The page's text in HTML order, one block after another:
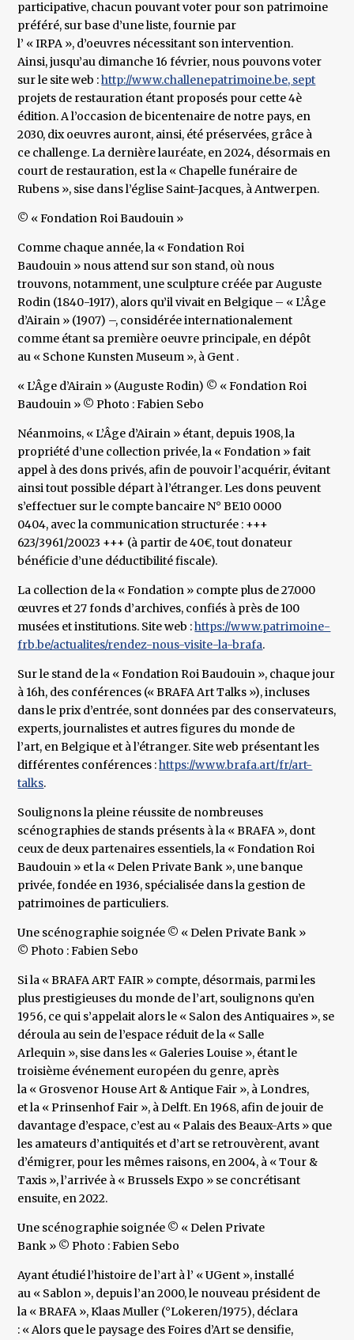
participative, chacun pouvant voter pour son patrimoine
préféré, sur base d’une liste, fournie par
l’ « IRPA », d’oeuvres nécessitant son intervention.
Ainsi, jusqu’au dimanche 16 février, nous pouvons voter
sur le site web :http://www.challenepatrimoine.be, sept
projets de restauration étant proposés pour cette 4è
édition. A l’occasion de bicentenaire de notre pays, en
2030, dix oeuvres auront, ainsi, été préservées, grâce à
ce challenge. La dernière lauréate, en 2024, désormais en
court de restauration, est la « Chapelle funéraire de
Rubens », sise dans l’église Saint-Jacques, à Antwerpen.
© « Fondation Roi Baudouin »
Comme chaque année, la « Fondation Roi
Baudouin » nous attend sur son stand, où nous
trouvons, notamment, une sculpture créée par Auguste
Rodin (1840-1917), alors qu’il vivait en Belgique – « L’Âge
d’Airain » (1907) –, considérée internationalement
comme étant sa première oeuvre principale, en dépôt
au « Schone Kunsten Museum », à Gent .
« L’Âge d’Airain » (Auguste Rodin) © « Fondation Roi
Baudouin » © Photo : Fabien Sebo
Néanmoins, « L’Âge d’Airain » étant, depuis 1908, la
propriété d’une collection privée, la « Fondation » fait
appel à des dons privés, afin de pouvoir l’acquérir, évitant
ainsi tout possible départ à l’étranger. Les dons peuvent
s’effectuer sur le compte bancaire N° BE10 0000
0404, avec la communication structurée : +++
623/3961/20023 +++ (à partir de 40€, tout donateur
bénéficie d’une déductibilité fiscale).
La collection de la « Fondation » compte plus de 27.000
œuvres et 27 fonds d’archives, confiés à près de 100
musées et institutions. Site web :https://www.patrimoine-
frb.be/actualites/rendez-nous-visite-la-brafa.
Sur le stand de la « Fondation Roi Baudouin », chaque jour
à 16h, des conférences (« BRAFA Art Talks »), incluses
dans le prix d’entrée, sont données par des conservateurs,
experts, journalistes et autres figures du monde de
l’art, en Belgique et à l’étranger. Site web présentant les
différentes conférences :https://www.brafa.art/fr/art-
talks.
Soulignons la pleine réussite de nombreuses
scénographies de stands présents à la « BRAFA », dont
ceux de deux partenaires essentiels, la « Fondation Roi
Baudouin » et la « Delen Private Bank », une banque
privée, fondée en 1936, spécialisée dans la gestion de
patrimoines de particuliers.
Une scénographie soignée © « Delen Private Bank »
© Photo : Fabien Sebo
Si la « BRAFA ART FAIR » compte, désormais, parmi les
plus prestigieuses du monde de l’art, soulignons qu’en
1956, ce qui s’appelait alors le « Salon des Antiquaires », se
déroula au sein de l’espace réduit de la « Salle
Arlequin », sise dans les « Galeries Louise », étant le
troisième événement européen du genre, après
la « Grosvenor House Art & Antique Fair », à Londres,
et la « Prinsenhof Fair », à Delft. En 1968, afin de jouir de
davantage d’espace, c’est au « Palais des Beaux-Arts » que
les amateurs d’antiquités et d’art se retrouvèrent, avant
d’émigrer, pour les mêmes raisons, en 2004, à « Tour &
Taxis », l’arrivée à « Brussels Expo » se concrétisant
ensuite, en 2022.
Une scénographie soignée © « Delen Private
Bank » © Photo : Fabien Sebo
Ayant étudié l’histoire de l’art à l’ « UGent », installé
au « Sablon », depuis l’an 2000, le nouveau président de
la « BRAFA », Klaas Muller (°Lokeren/1975), déclara
: « Alors que le paysage des Foires d’Art se densifie,